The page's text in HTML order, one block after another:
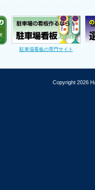
駐車場看板の専門サイト
Copyright 2026